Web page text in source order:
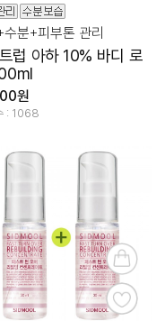
수분+피부톤 관리
럽 아하 10% 바디 로
원
: 1068